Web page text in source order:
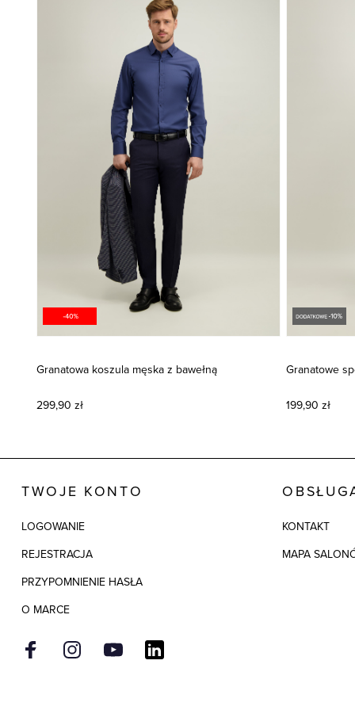
Granatowa koszula męska z bawełną
299,90 zł
Granatowe
199,90 zł
TWOJE KONTO
LOGOWANIE
REJESTRACJA
PRZYPOMNIENIE HASŁA
O MARCE
KONTAKT
MAPA